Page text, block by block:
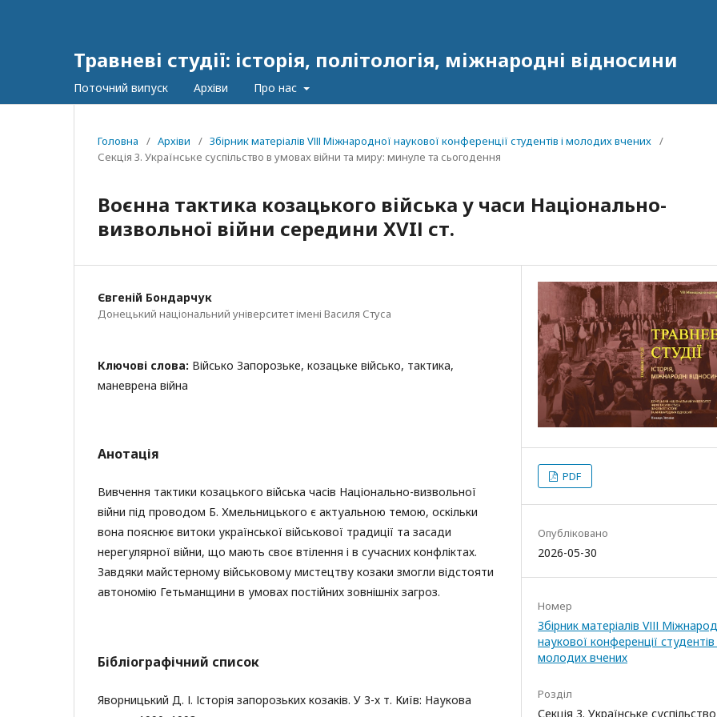
Травневі студії: історія, політологія, міжнародні відносини
Поточний випуск Архіви Про нас
Головна / Архіви / Збірник матеріалів VІІІ Міжнародної наукової конференції студентів і молодих вчених /
Секція 3. Українське суспільство в умовах війни та миру: минуле та сьогодення
Воєнна тактика козацького війська у часи Національно-
визвольної війни середини XVIІ ст.
Євгеній Бондарчук
Донецький національний університет імені Василя Стуса
Ключові слова: Військо Запорозьке, козацьке військо, тактика,
маневрена війна
Анотація
Вивчення тактики козацького війська часів Національно-визвольної
війни під проводом Б. Хмельницького є актуальною темою, оскільки
вона пояснює витоки української військової традиції та засади
нерегулярної війни, що мають своє втілення і в сучасних конфліктах.
Завдяки майстерному військовому мистецтву козаки змогли відстояти
автономію Гетьманщини в умовах постійних зовнішніх загроз.
Бібліографічний список
Яворницький Д. І. Історія запорозьких козаків. У 3-х т. Київ: Наукова
PDF
Опубліковано
2026-05-30
Номер
Збірник матеріалів VІІІ
наукової конференції студентів
молодих вчених
Розділ
Секція 3. Українське